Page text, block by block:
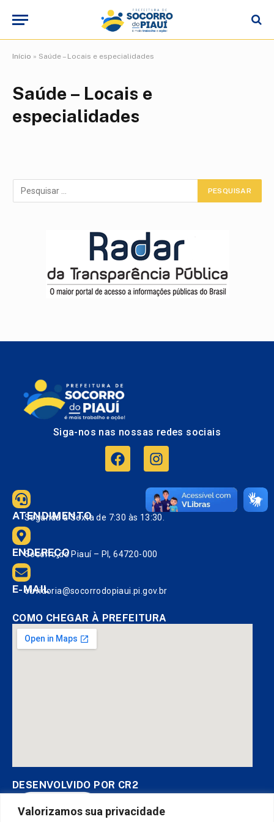
Valorizamos sua privacidade
Início » Saúde – Locais e especialidades
Saúde – Locais e
especialidades
Siga-nos nas nossas redes sociais
ATENDIMENTO
Segunda à Sexta de 7:30 às 13:30.
ENDEREÇO
Socorro do Piauí – PI, 64720-000
E-MAIL
ouvidoria@socorrodopiaui.pi.gov.br
COMO CHEGAR À PREFEITURA
DESENVOLVIDO POR CR2